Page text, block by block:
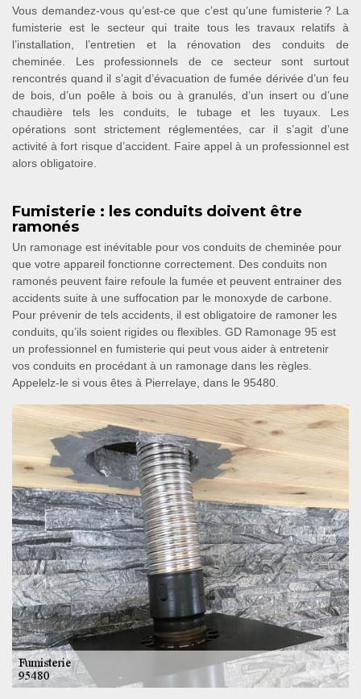
Vous demandez-vous qu’est-ce que c’est qu’une fumisterie ? La
fumisterie est le secteur qui traite tous les travaux relatifs à
l’installation, l’entretien et la rénovation des conduits de
cheminée. Les professionnels de ce secteur sont surtout
rencontrés quand il s’agit d’évacuation de fumée dérivée d’un feu
de bois, d’un poêle à bois ou à granulés, d’un insert ou d’une
chaudière tels les conduits, le tubage et les tuyaux. Les
opérations sont strictement réglementées, car il s’agit d’une
activité à fort risque d’accident. Faire appel à un professionnel est
alors obligatoire.
Fumisterie : les conduits doivent être
ramonés
Un ramonage est inévitable pour vos conduits de cheminée pour
que votre appareil fonctionne correctement. Des conduits non
ramonés peuvent faire refoule la fumée et peuvent entrainer des
accidents suite à une suffocation par le monoxyde de carbone.
Pour prévenir de tels accidents, il est obligatoire de ramoner les
conduits, qu’ils soient rigides ou flexibles. GD Ramonage 95 est
un professionnel en fumisterie qui peut vous aider à entretenir
vos conduits en procédant à un ramonage dans les règles.
Appelelz-le si vous êtes à Pierrelaye, dans le 95480.